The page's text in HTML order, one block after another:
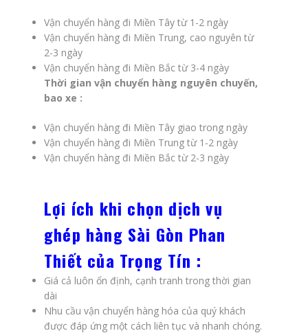
Vận chuyển hàng đi Miền Tây từ 1-2 ngày
Vận chuyển hàng đi Miền Trung, cao nguyên từ
2-3 ngày
Vận chuyển hàng đi Miền Bắc từ 3-4 ngày
Thời gian vận chuyển hàng nguyên chuyến,
bao xe :
Vận chuyển hàng đi Miền Tây giao trong ngày
Vận chuyển hàng đi Miền Trung từ 1-2 ngày
Vận chuyển hàng đi Miền Bắc từ 2-3 ngày
Lợi ích khi chọn dịch vụ
ghép hàng Sài Gòn Phan
Thiết của Trọng Tín :
Giá cả luôn ổn định, cạnh tranh trong thời gian
dài
Nhu cầu vận chuyển hàng hóa của quý khách
được đáp ứng một cách liên tục và nhanh chóng.